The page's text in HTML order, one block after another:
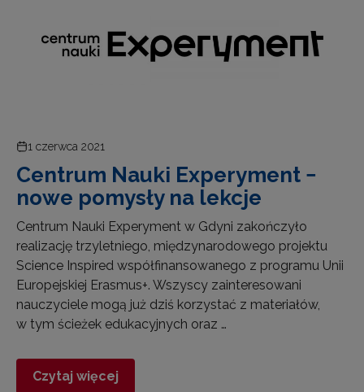
1 czerwca 2021
Centrum Nauki Experyment −
nowe pomysły na lekcje
Centrum Nauki Experyment w Gdyni zakończyło
realizację trzyletniego, międzynarodowego projektu
Science Inspired współfinansowanego z programu Unii
Europejskiej Erasmus+. Wszyscy zainteresowani
nauczyciele mogą już dziś korzystać z materiałów,
w tym ścieżek edukacyjnych oraz …
Czytaj więcej